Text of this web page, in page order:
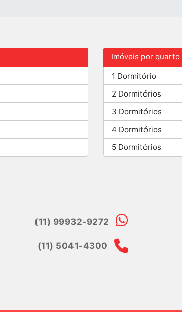
Imóveis por quarto
1 Dormitório
2 Dormitórios
3 Dormitórios
4 Dormitórios
5 Dormitórios
(11) 99932-9272
(11) 5041-4300